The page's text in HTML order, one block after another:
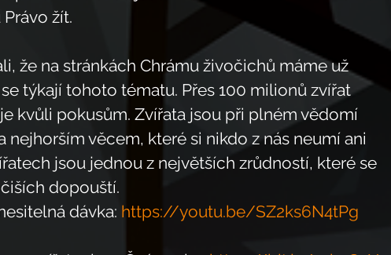
žít.
že na stránkách Chrámu živočichů máme už
týkají tohoto tématu. Přes 100 milionů zvířat
kvůli pokusům. Zvířata jsou při plném vědomí
nejhorším věcem, které si nikdo z nás neumí ani
jsou jednou z největších zrůdností, které se
dopouští.
dávka: https://youtu.be/SZ2ks6N4tPg